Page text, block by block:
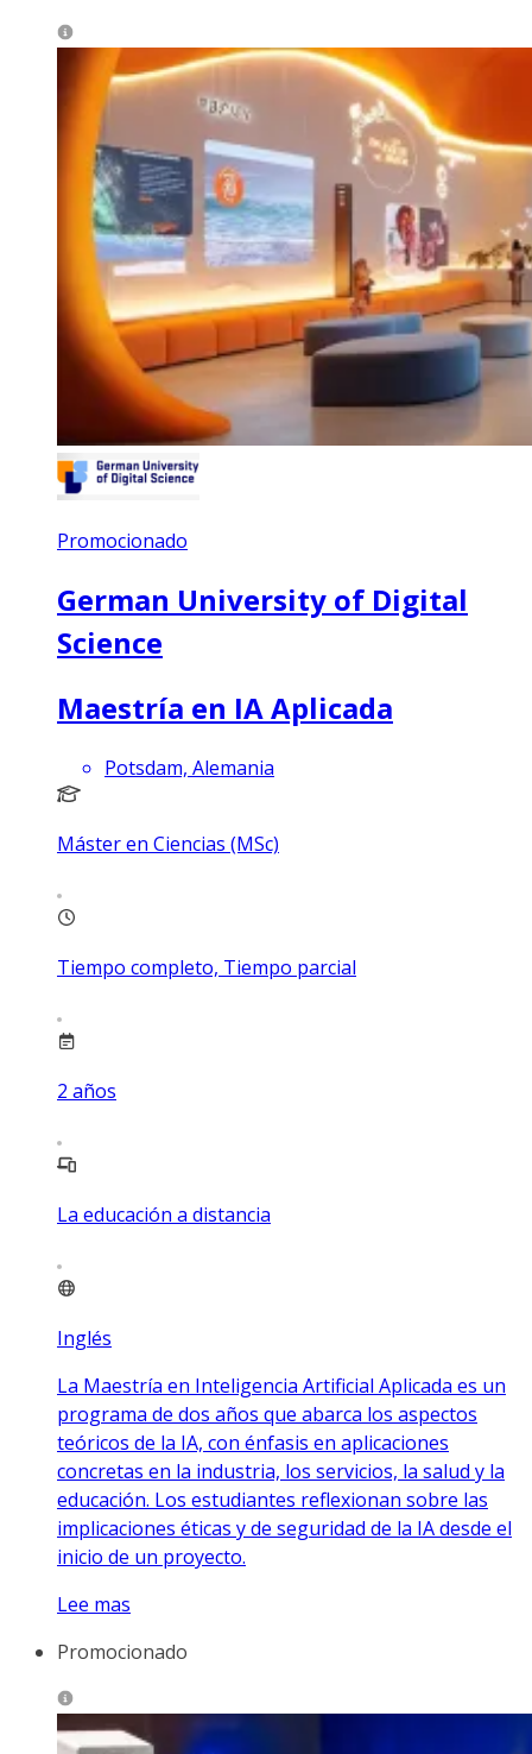
Promocionado
German University of Digital
Science
Maestría en IA Aplicada
Potsdam, Alemania
Máster en Ciencias (MSc)
Tiempo completo, Tiempo parcial
2 años
La educación a distancia
Inglés
La Maestría en Inteligencia Artificial Aplicada es un
programa de dos años que abarca los aspectos
teóricos de la IA, con énfasis en aplicaciones
concretas en la industria, los servicios, la salud y la
educación. Los estudiantes reflexionan sobre las
implicaciones éticas y de seguridad de la IA desde el
inicio de un proyecto.
Lee mas
Promocionado